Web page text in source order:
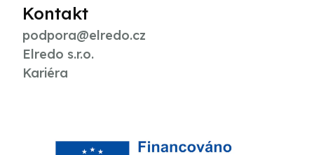
Kontakt
podpora@elredo.cz
Elredo s.r.o.
Kariéra